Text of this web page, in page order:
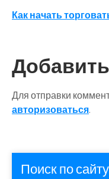
записям
Как начать
Для отправки
авторизоваться.
Поиск по сайту